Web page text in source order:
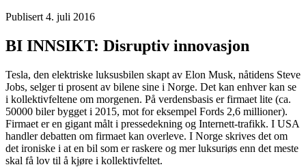
Publisert 4. juli 2016
BI INNSIKT: Disruptiv innovasjon
Tesla, den elektriske luksusbilen skapt av Elon Musk, nåtidens Steve
Jobs, selger ti prosent av bilene sine i Norge. Det kan enhver kan se
i kollektivfeltene om morgenen. På verdensbasis er firmaet lite (ca.
50000 biler bygget i 2015, mot for eksempel Fords 2,6 millioner).
Firmaet er en gigant målt i pressedekning og Internett-trafikk. I USA
handler debatten om firmaet kan overleve. I Norge skrives det om
det ironiske i at en bil som er raskere og mer luksuriøs enn det meste
skal få lov til å kjøre i kollektivfeltet.